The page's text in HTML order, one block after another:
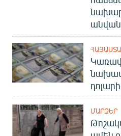
ՄԱՐԶԵՐ